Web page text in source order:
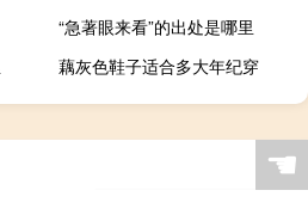
“急著眼来看”的出处是哪里
藕灰色鞋子适合多大年纪穿
☚